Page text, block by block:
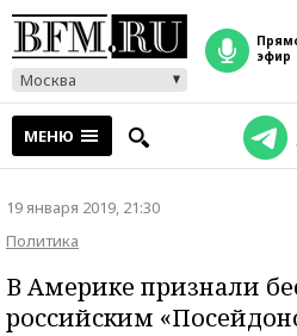
Москва
прямой
эфир
МЕНЮ
19 января 2019, 21:30
Политика
В Америке признали
российским